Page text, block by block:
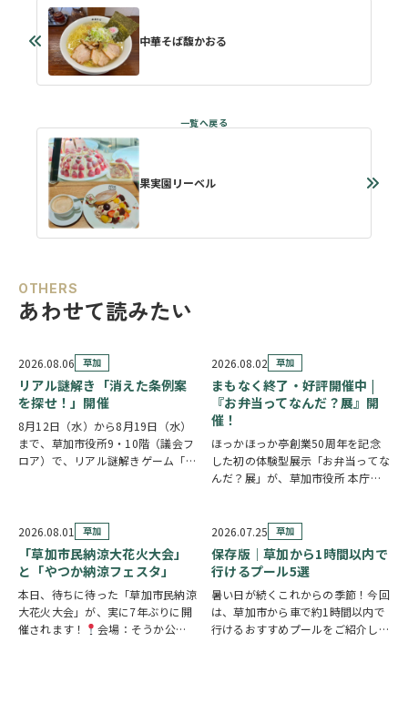
中華そば馥かおる
果実園リーベル
OTHERS
あわせて読みたい
2026.08.06 草加
リアル謎解き「消えた条例案
を探せ！」開催
8月12日（水）から8月19日（水）
まで、草加市役所9・10階（議会フ
ロア）で、リアル謎解きゲーム「消
謎を解きながら、行方不明となった
「ある条例…
2026.08.02 草加
まもなく終了・好評開催中 |
『お弁当ってなんだ？展』開
催！
ほっかほっか亭創業50周年を記念
した初の体験型展示「お弁当ってな
んだ？展」が、草加市役所 本庁舎1
見て・触れて・参加しながらお弁当
の魅力を楽しめるイベントです。お
子さまから大人…
2026.08.01 草加
「草加市民納涼大花火大会」
と「やつか納涼フェスタ」
本日、待ちに待った「草加市民納涼
大花火大会」が、実に7年ぶりに開
催されます！
会場：そうか公園
2026.07.25 草加
保存版｜草加から1時間以内で
行けるプール5選
暑い日が続くこれからの季節！今回
は、草加市から車で約1時間以内で
行けるおすすめプールをご紹介しま